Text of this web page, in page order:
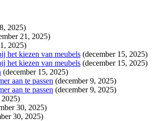
2025)
21, 2025)
2025)
het kiezen van meubels (december 15, 2025)
het kiezen van meubels (december 15, 2025)
(december 15, 2025)
aan te passen (december 9, 2025)
aan te passen (december 9, 2025)
2025)
30, 2025)
30, 2025)